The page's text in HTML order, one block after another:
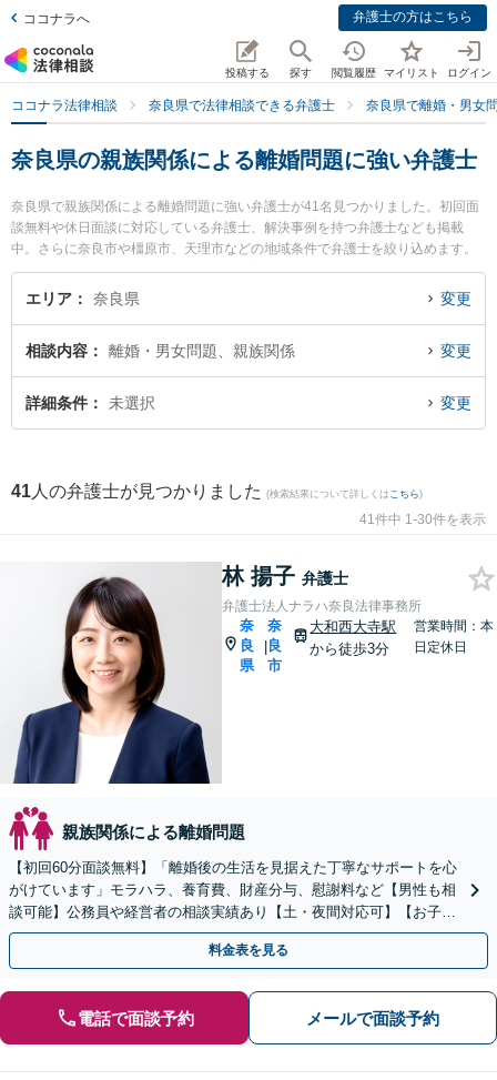
ココナラへ 弁護士の方はこちら
投稿する 探す 閲覧履歴 マイリスト ログイン
ココナラ法律相談 奈良県で法律相談できる弁護士 奈良県で離婚・男女
奈良県の親族関係による離婚問題に強い弁護士
奈良県で親族関係による離婚問題に強い弁護士が41名見つかりました。初回面
談無料や休日面談に対応している弁護士、解決事例を持つ弁護士なども掲載
中。さらに奈良市や橿原市、天理市などの地域条件で弁護士を絞り込めます。
離婚・男女問題に関係する財産分与や養育費、親権等の細かな分野での絞り込
み検索もでき便利です。特に弁護士法人ナラハ奈良法律事務所の林 揚子弁護士
目されています。『奈良県で土日や夜間に発生した親族関係による離婚問題の
トラブルを今すぐに弁護士に相談したい』『親族関係による離婚問題のトラブ
ル解決の実績豊富な近くの弁護士を検索したい』『初回相談無料で親族関係に
エリア 奈良県 変更
相談内容 離婚・男女問題、親族関係 変更
詳細条件 未選択 変更
41 人の弁護士が見つかりました (検索結果について詳しくは こちら)
41件中 1-30件を表示
林 揚子 弁護士
弁護士法人ナラハ奈良法律事務所
奈
良
県
|
奈
良
市
大和西大寺駅
から徒歩3分
営業時間：本
日定休日
親族関係による離婚問題
【初回60分面談無料】「離婚後の生活を見据えた丁寧なサポートを心
がけています」モラハラ、養育費、財産分与、慰謝料など【男性も相
談可能】公務員や経営者の相談実績あり【土・夜間対応可】【お子様
連れOK】
料金表を見る
電話で面談予約 メールで面談予約